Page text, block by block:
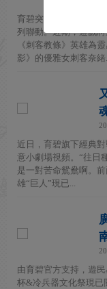
育碧突然宣布將多人
列聯動。近期，遊戲
《刺客教條》英雄為
影》的優雅女刺客奈緒
近日，育碧旗下經典
意小劇場視頻。“往日
是一對苦命鴛鴦啊。
雄“巨人”現已...
由育碧官方支持，遊
杯&冷兵器文化祭現已